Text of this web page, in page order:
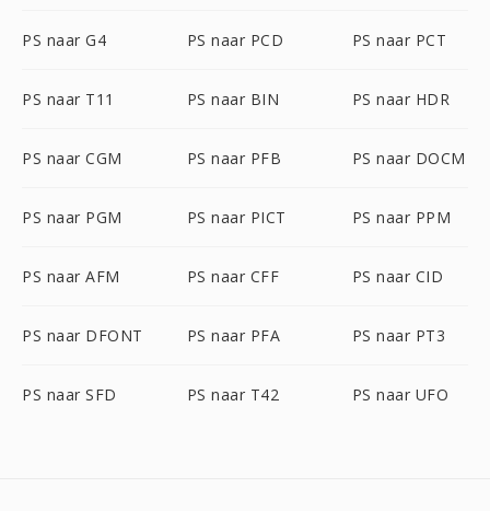
PS naar G4 PS naar PCD PS naar PCT
PS naar T11 PS naar BIN PS naar HDR
PS naar CGM PS naar PFB PS naar DOCM
PS naar PGM PS naar PICT PS naar PPM
PS naar AFM PS naar CFF PS naar CID
PS naar DFONT PS naar PFA PS naar PT3
PS naar SFD PS naar T42 PS naar UFO